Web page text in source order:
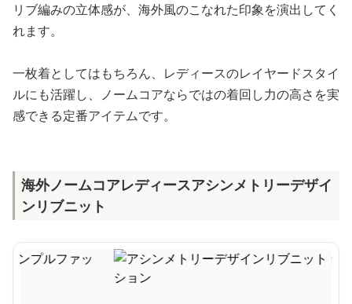
リブ編みの立体感が、海外風のこなれた印象を演出してく
れます。
一枚着としてはもちろん、レディースのレイヤードスタイ
ルにも活躍し、ノームコアならではの着回し力の高さを実
感できる定番アイテムです。
海外ノームコアレディースアシンメトリーデザイ
ンリブニット